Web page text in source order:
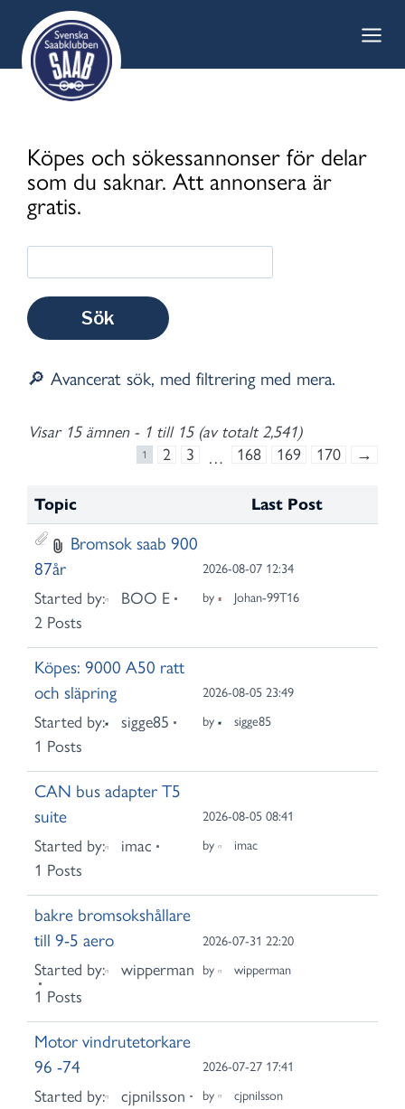
content
Köpes och sökessannonser för delar
som du saknar. Att annonsera är
gratis.
🔎 Avancerat sök, med filtrering med mera.
Visar 15 ämnen - 1 till 15 (av totalt 2,541)
1 2 3 … 168 169 170 →
Topic Last Post
Bromsok saab 900
87år
Started by:
BOO E
2 Posts
2026-08-07 12:34
by
Johan-99T16
Köpes: 9000 A50 ratt
och släpring
Started by:
sigge85
1 Posts
2026-08-05 23:49
by
sigge85
CAN bus adapter T5
suite
Started by:
imac
1 Posts
2026-08-05 08:41
by
imac
bakre bromsokshållare
till 9-5 aero
Started by:
wipperman
1 Posts
2026-07-31 22:20
by
wipperman
Motor vindrutetorkare
96 -74
Started by:
cjpnilsson
2026-07-27 17:41
by
cjpnilsson